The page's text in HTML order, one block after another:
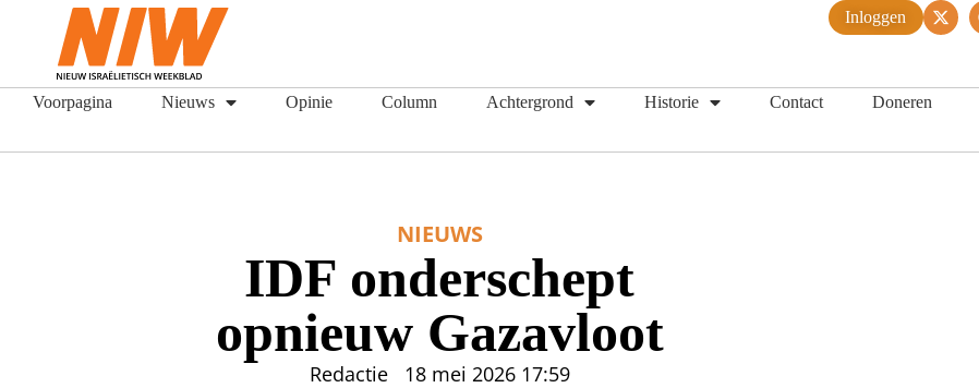
Inloggen
Voorpagina Nieuws Opinie Column Achtergrond Historie Contact Doneren
NIEUWS
IDF onderschept
opnieuw Gazavloot
Redactie 18 mei 2026 17:59